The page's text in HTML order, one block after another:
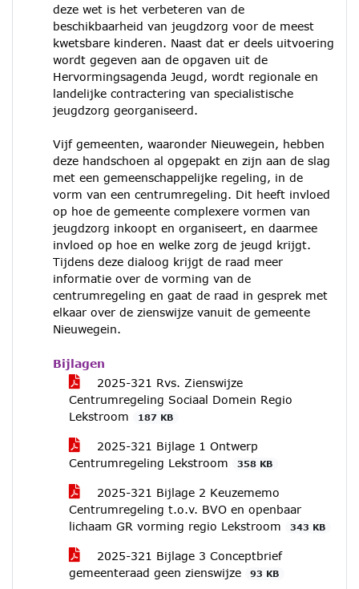
deze wet is het verbeteren van de
beschikbaarheid van jeugdzorg voor de meest
kwetsbare kinderen. Naast dat er deels uitvoering
wordt gegeven aan de opgaven uit de
Hervormingsagenda Jeugd, wordt regionale en
landelijke contractering van specialistische
jeugdzorg georganiseerd.
Vijf gemeenten, waaronder Nieuwegein, hebben
deze handschoen al opgepakt en zijn aan de slag
met een gemeenschappelijke regeling, in de
vorm van een centrumregeling. Dit heeft invloed
op hoe de gemeente complexere vormen van
jeugdzorg inkoopt en organiseert, en daarmee
invloed op hoe en welke zorg de jeugd krijgt.
Tijdens deze dialoog krijgt de raad meer
informatie over de vorming van de
centrumregeling en gaat de raad in gesprek met
elkaar over de zienswijze vanuit de gemeente
Nieuwegein.
Bijlagen
2025-321 Rvs. Zienswijze
Centrumregeling Sociaal Domein Regio
Lekstroom
187 KB
2025-321 Bijlage 1 Ontwerp
Centrumregeling Lekstroom
358 KB
2025-321 Bijlage 2 Keuzememo
Centrumregeling t.o.v. BVO en openbaar
lichaam GR vorming regio Lekstroom
343 KB
2025-321 Bijlage 3 Conceptbrief
gemeenteraad geen zienswijze
93 KB